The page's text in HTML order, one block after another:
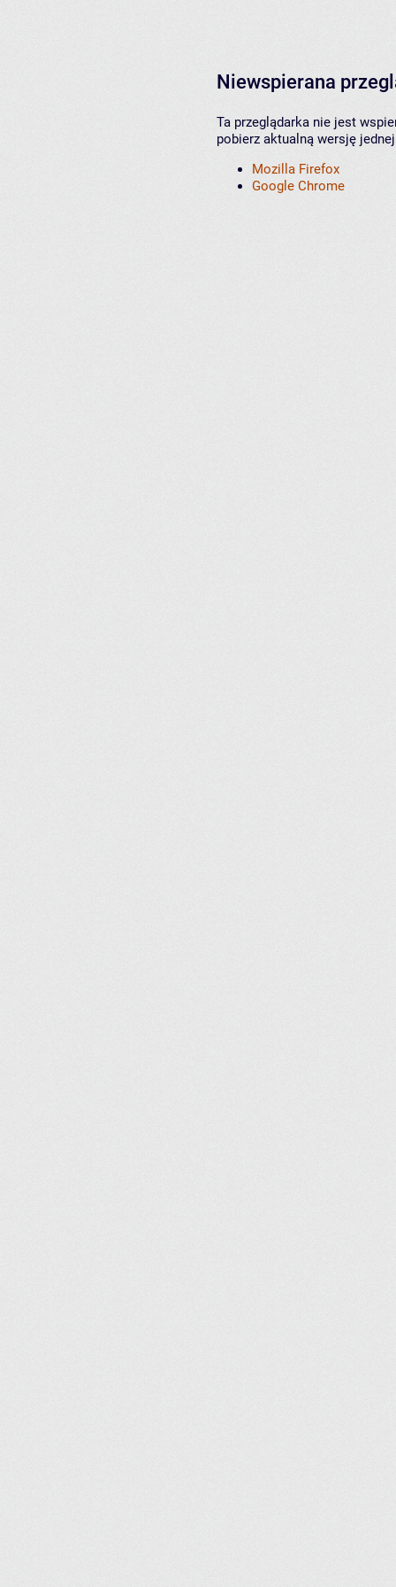
Niewspierana
Ta przeglądarka nie jest
pobierz aktualną wersję
Mozilla Firefox
Google Chrome